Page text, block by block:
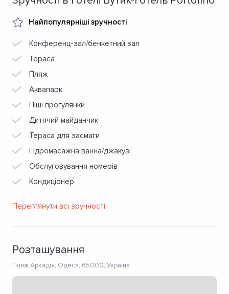
Найпопулярніші зручності
Конференц-зал/бенкетний зал
Тераса
Пляж
Аквапарк
Піші прогулянки
Дитячий майданчик
Тераса для засмаги
Гідромасажна ванна/джакузі
Обслуговування номерів
Кондиціонер
Переглянути всі зручності
Розташування
Пляж Аркадія, Одеса, 65000, Україна